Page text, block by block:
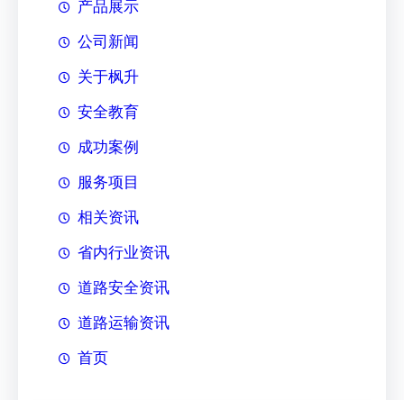
产品展示
公司新闻
关于枫升
安全教育
成功案例
服务项目
相关资讯
省内行业资讯
道路安全资讯
道路运输资讯
首页